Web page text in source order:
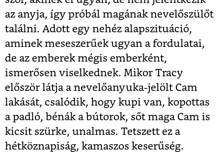
az anyja, így próbál magának nevelőszülőt
találni. Adott egy nehéz alapszituáció,
aminek meseszerűek ugyan a fordulatai,
de az emberek mégis emberként,
ismerősen viselkednek. Mikor Tracy
először látja a nevelőanyuka-jelölt Cam
lakását, csalódik, hogy kupi van, kopottas
a padló, bénák a bútorok, sőt maga Cam is
kicsit szürke, unalmas. Tetszett ez a
hétköznapiság, kamaszos keserűség.